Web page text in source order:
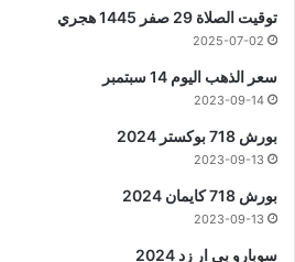
توقيت الصلاة 29 صفر 1445 هجري
2025-07-02
سعر الذهب اليوم 14 سبتمبر
2023-09-14
بورش 718 بوكستر 2024
2023-09-13
بورش 718 كايمان 2024
2023-09-13
سوبارو بي ار زد 2024